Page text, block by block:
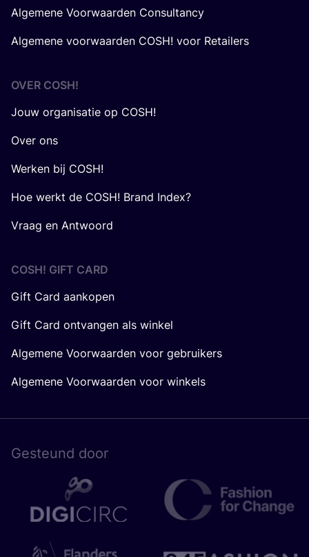
Algemene Voorwaarden Consultancy
Algemene voorwaarden COSH! voor Retailers
OVER COSH!
Jouw organisatie op COSH!
Over ons
Werken bij COSH!
Hoe werkt de COSH! Brand Index?
Vraag en Antwoord
COSH! GIFT CARD
Gift Card aankopen
Gift Card ontvangen als winkel
Algemene Voorwaarden voor gebruikers
Algemene Voorwaarden voor winkels
Gesteund door